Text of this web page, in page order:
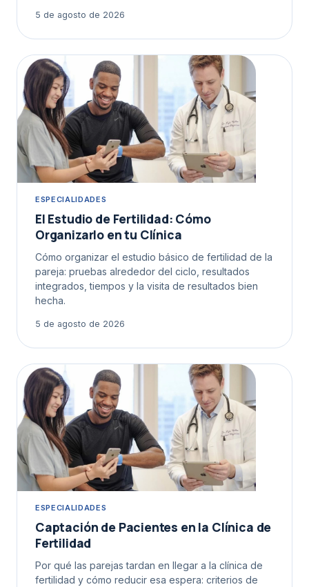
5 de agosto de 2026
ESPECIALIDADES
El Estudio de Fertilidad: Cómo
Organizarlo en tu Clínica
Cómo organizar el estudio básico de fertilidad de la
pareja: pruebas alrededor del ciclo, resultados
integrados, tiempos y la visita de resultados bien
hecha.
5 de agosto de 2026
ESPECIALIDADES
Captación de Pacientes en la Clínica de
Fertilidad
Por qué las parejas tardan en llegar a la clínica de
fertilidad y cómo reducir esa espera: criterios de